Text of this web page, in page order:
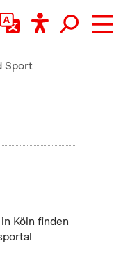
Sport
Köln finden